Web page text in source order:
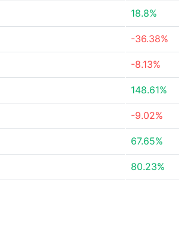
18.8%
-36.38%
-8.13%
148.61%
-9.02%
67.65%
80.23%